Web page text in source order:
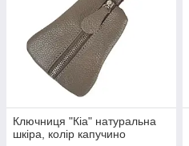
Ключниця "Кіа" натуральна
шкіра, колір капучино